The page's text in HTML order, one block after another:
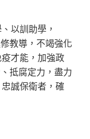
以訓助學，
教導，不竭強化
才能，加強政
抵腐定力，盡力
誠保衛者，確